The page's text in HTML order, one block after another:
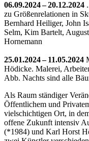
06.09.2024 – 20.12.2024
zu Größenrelationen in
Bernhard Heiliger, John
Selm, Kim Bartelt,
Hornemann
25.01.2024 – 11.05.2024
Hödicke. Malerei,
Abb. Nachts sind alle
Als Raum ständiger
Öffentlichem und
vielschichtigen Ort, in
offene Zukunft intensiv
(*1984) und Karl Horst